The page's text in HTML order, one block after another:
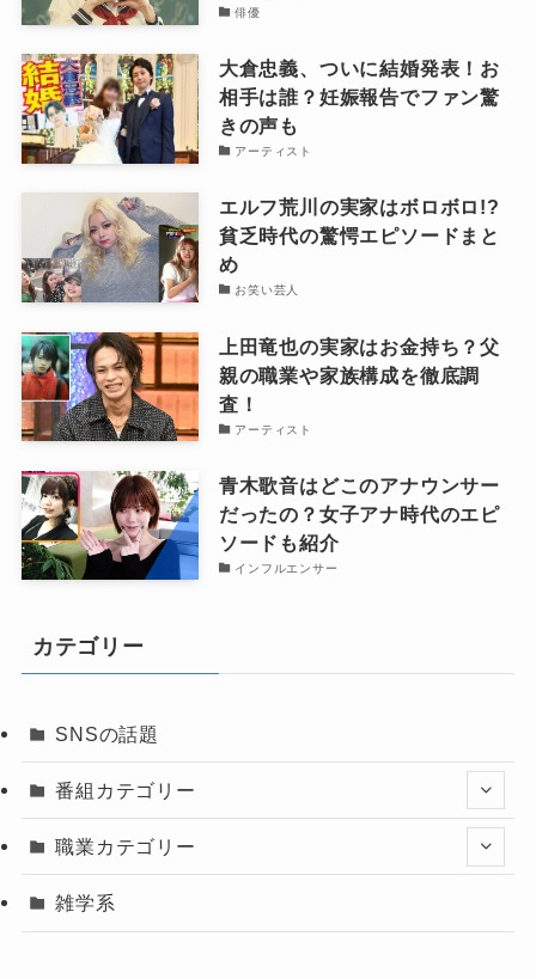
俳優
大倉忠義、ついに結婚発表！お
相手は誰？妊娠報告でファン驚
きの声も
アーティスト
エルフ荒川の実家はボロボロ!?
貧乏時代の驚愕エピソードまと
め
お笑い芸人
上田竜也の実家はお金持ち？父
親の職業や家族構成を徹底調
査！
アーティスト
青木歌音はどこのアナウンサー
だったの？女子アナ時代のエピ
ソードも紹介
インフルエンサー
カテゴリー
SNSの話題
番組カテゴリー
職業カテゴリー
雑学系